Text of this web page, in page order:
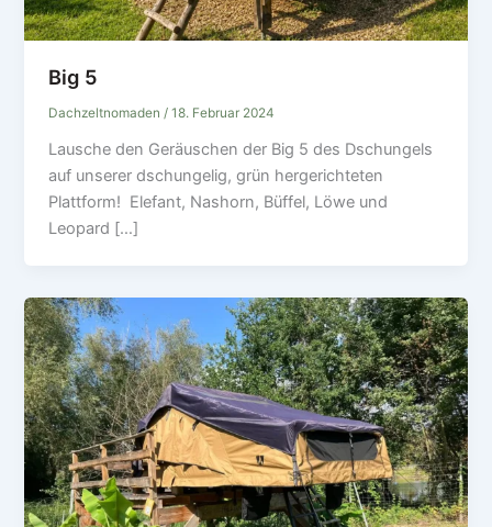
Big 5
Dachzeltnomaden/18. Februar 2024
Lausche den Geräuschen der Big 5 des Dschungels
auf unserer dschungelig, grün hergerichteten
Plattform! Elefant, Nashorn, Büffel, Löwe und
Leopard […]